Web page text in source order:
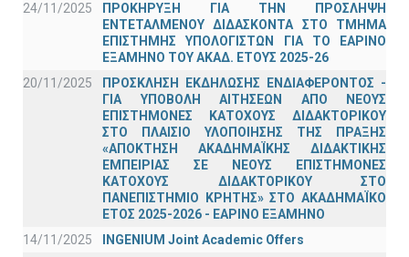
24/11/2025
ΠΡΟΚΗΡΥΞΗ ΓΙΑ ΤΗΝ ΠΡΟΣΛΗΨΗ
ΕΝΤΕΤΑΛΜΕΝΟΥ ΔΙΔΑΣΚΟΝΤΑ ΣΤΟ ΤΜΗΜΑ
ΕΠΙΣΤΗΜΗΣ ΥΠΟΛΟΓΙΣΤΩΝ ΓΙΑ ΤΟ ΕΑΡΙΝΟ
ΕΞΑΜΗΝΟ ΤΟΥ ΑΚΑΔ. ΕΤΟΥΣ 2025-26
20/11/2025
ΠΡΟΣΚΛΗΣΗ ΕΚΔΗΛΩΣΗΣ ΕΝΔΙΑΦΕΡΟΝΤΟΣ -
ΓΙΑ ΥΠΟΒΟΛΗ ΑΙΤΗΣΕΩΝ ΑΠΟ ΝΕΟΥΣ
ΕΠΙΣΤΗΜΟΝΕΣ ΚΑΤΟΧΟΥΣ ΔΙΔΑΚΤΟΡΙΚΟΥ
ΣΤΟ ΠΛΑΙΣΙΟ ΥΛΟΠΟΙΗΣΗΣ ΤΗΣ ΠΡΑΞΗΣ
«ΑΠΟΚΤΗΣΗ ΑΚΑΔΗΜΑΪΚΗΣ ΔΙΔΑΚΤΙΚΗΣ
ΕΜΠΕΙΡΙΑΣ ΣΕ ΝΕΟΥΣ ΕΠΙΣΤΗΜΟΝΕΣ
ΚΑΤΟΧΟΥΣ ΔΙΔΑΚΤΟΡΙΚΟΥ ΣΤΟ
ΠΑΝΕΠΙΣΤΗΜΙΟ ΚΡΗΤΗΣ» ΣΤΟ ΑΚΑΔΗΜΑΪΚΟ
ΕΤΟΣ 2025-2026 - ΕΑΡΙΝΟ ΕΞΑΜΗΝΟ
14/11/2025
INGENIUM Joint Academic Offers